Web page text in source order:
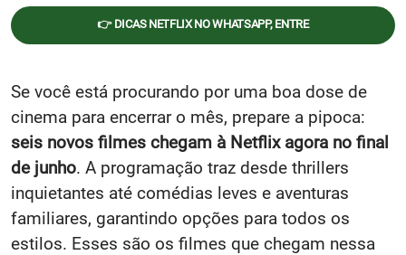
👉 DICAS NETFLIX NO WHATSAPP, ENTRE
Se você está procurando por uma boa dose de
cinema para encerrar o mês, prepare a pipoca:
seis novos filmes chegam à Netflix agora no final
de junho. A programação traz desde thrillers
inquietantes até comédias leves e aventuras
familiares, garantindo opções para todos os
estilos. Esses são os filmes que chegam nessa